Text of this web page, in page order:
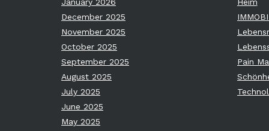
December 2025
November 2025
October 2025
September 2025
August 2025
July 2025
June 2025
May 2025
Pain